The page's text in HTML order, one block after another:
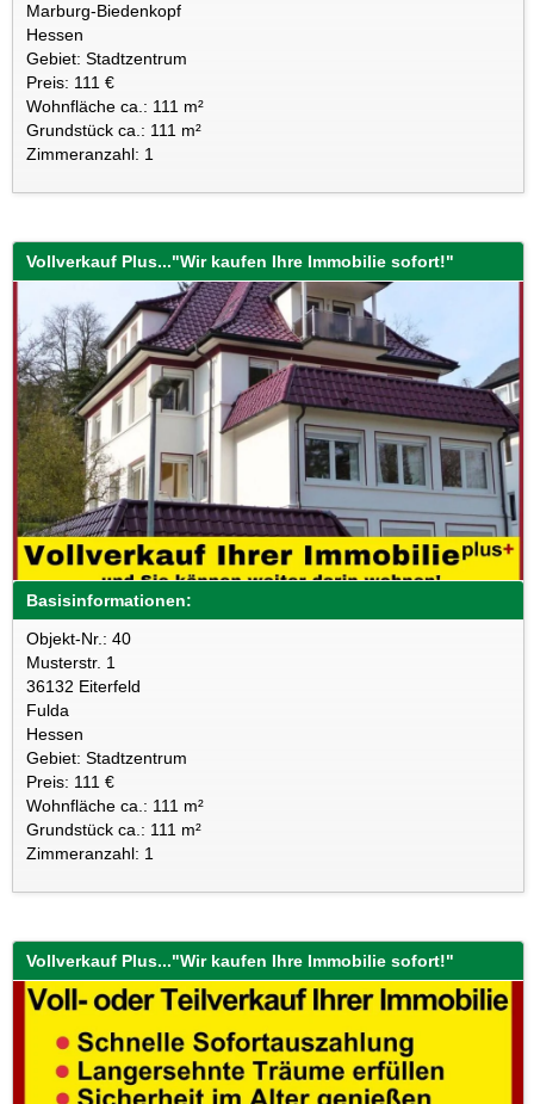
Marburg-Biedenkopf
Hessen
Gebiet: Stadtzentrum
Preis: 111 €
Wohnfläche ca.: 111 m²
Grundstück ca.: 111 m²
Zimmeranzahl: 1
Vollverkauf Plus..."Wir kaufen Ihre Immobilie sofort!"
Basisinformationen:
Objekt-Nr.: 40
Musterstr. 1
36132 Eiterfeld
Fulda
Hessen
Gebiet: Stadtzentrum
Preis: 111 €
Wohnfläche ca.: 111 m²
Grundstück ca.: 111 m²
Zimmeranzahl: 1
Vollverkauf Plus..."Wir kaufen Ihre Immobilie sofort!"